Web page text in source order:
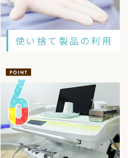
使い捨て製品の利用